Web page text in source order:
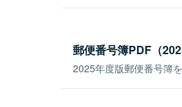
郵便番号簿PDF（
2025年度版郵便番号簿